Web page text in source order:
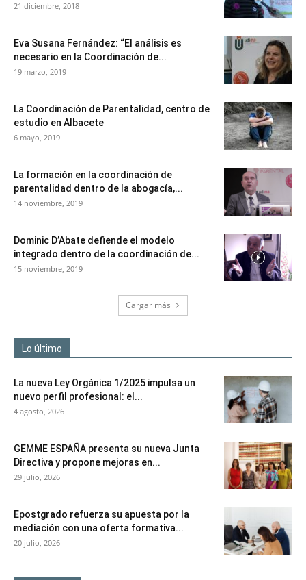
21 diciembre, 2018
Eva Susana Fernández: “El análisis es
necesario en la Coordinación de...
19 marzo, 2019
La Coordinación de Parentalidad, centro de
estudio en Albacete
6 mayo, 2019
La formación en la coordinación de
parentalidad dentro de la abogacía,...
14 noviembre, 2019
Dominic D’Abate defiende el modelo
integrado dentro de la coordinación de...
15 noviembre, 2019
Cargar más
Lo último
La nueva Ley Orgánica 1/2025 impulsa un
nuevo perfil profesional: el...
4 agosto, 2026
GEMME ESPAÑA presenta su nueva Junta
Directiva y propone mejoras en...
29 julio, 2026
Epostgrado refuerza su apuesta por la
mediación con una oferta formativa...
20 julio, 2026